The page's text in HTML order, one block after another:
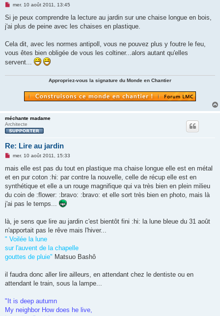
M
s
s
a
n
o
l
mer. 10 août 2011, 13:45
Si je peux comprendre la lecture au jardin sur une chaise longue en bois,
j'ai plus de peine avec les chaises en plastique.
Cela dit, avec les normes antipoll, vous ne pouvez plus y foutre le feu,
vous êtes bien obligée de vous les coltiner...alors autant qu'elles
servent...
Appropriez-vous la signature du Monde en Chantier
méchante madame
Architecte
Re: Lire au jardin
M
s
a
g
n
o
mer. 10 août 2011, 15:33
mais elle est pas du tout en plastique ma chaise longue elle est en métal
et en pur coton :hi: par contre la nouvelle, celle de récup elle est en
synthétique et elle a un rouge magnifique qui va très bien en plein milieu
du coin de :flower: :bravo: :bravo: et elle sort très bien en photo, mais là
j'ai pas le temps...
là, je sens que lire au jardin c'est bientôt fini :hi: la lune bleue du 31 août
n'apportait pas le rêve mais l'hiver...
" Voilée la lune
sur l'auvent de la chapelle
gouttes de pluie" Matsuo Bashô
il faudra donc aller lire ailleurs, en attendant chez le dentiste ou en
attendant le train, sous la lampe...
"It is deep autumn
My neighbor How does he live,